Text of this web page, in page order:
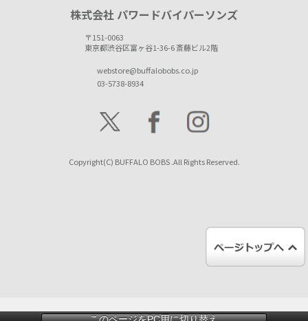
株式会社 パワードバイパーソンズ
〒151-0063
東京都渋谷区富ヶ谷1-36-6 斎藤ビル2階
webstore@buffalobobs.co.jp
03-5738-8934
Copyright(C) BUFFALO BOBS .All Rights Reserved.